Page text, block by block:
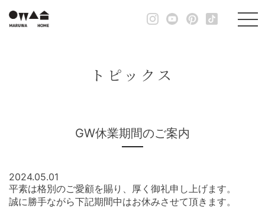
トピックス
GW休業期間のご案内
2024.05.01
平素は格別のご愛顧を賜り、厚く御礼申し上げます。
誠に勝手ながら下記期間中はお休みさせて頂きます。